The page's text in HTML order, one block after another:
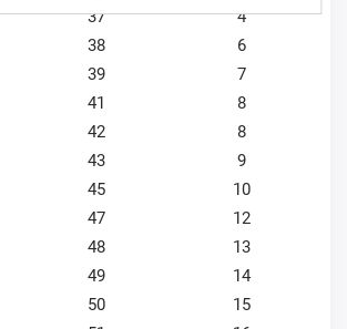
37
4
38
6
39
7
41
8
42
8
43
9
45
10
47
12
48
13
49
14
50
15